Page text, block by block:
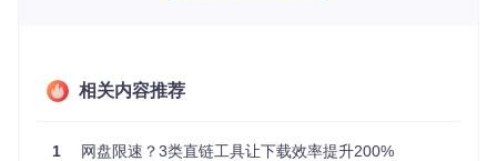
天翼云盘 稳定连接
迅雷云盘
高效传输
多线程下载，提升效率
相关内容推荐
1 网盘限速？3类直链工具让下载效率提升200%